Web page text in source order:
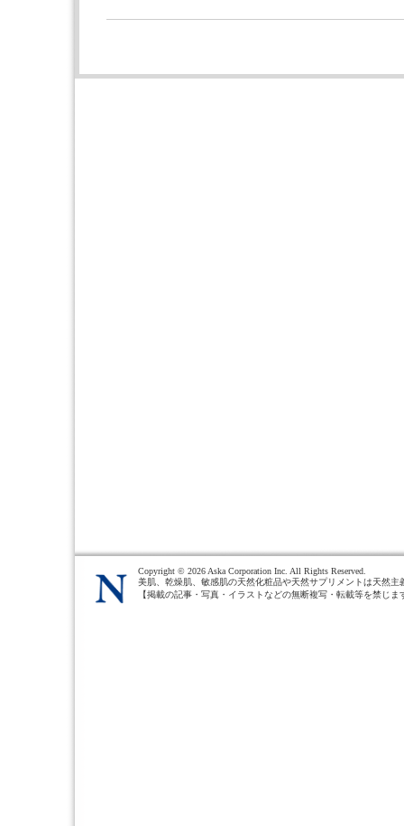
Copyright © 2026 Aska Corporation Inc. All Rights Reserved.
美肌、乾燥肌、敏感肌の天然化粧品や天然サプリメントは天然主
【掲載の記事・写真・イラストなどの無断複写・転載等を禁じま